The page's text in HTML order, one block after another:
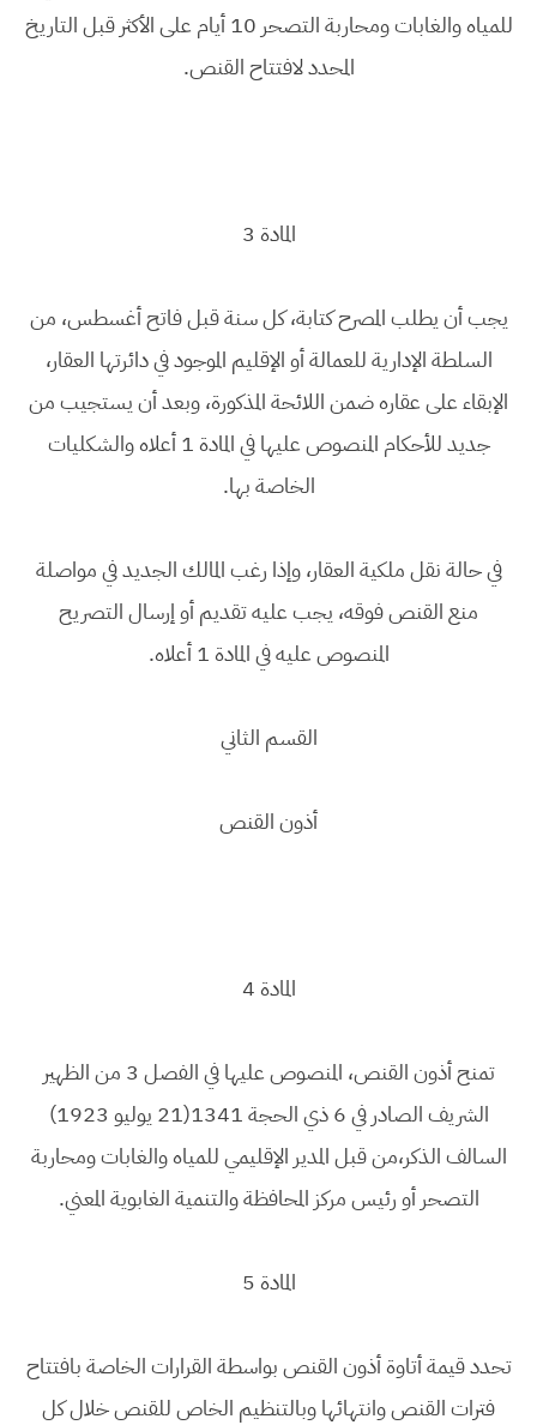
للمياه والغابات ومحاربة التصحر 10 أيام على الأكثر قبل التاريخ
المحدد لافتتاح القنص.
المادة 3
يجب أن يطلب المصرح كتابة، كل سنة قبل فاتح أغسطس، من
السلطة الإدارية للعمالة أو الإقليم الموجود في دائرتها العقار،
الإبقاء على عقاره ضمن اللائحة المذكورة، وبعد أن يستجيب من
جديد للأحكام المنصوص عليها في المادة 1 أعلاه والشكليات
الخاصة بها.
في حالة نقل ملكية العقار، وإذا رغب المالك الجديد في مواصلة
منع القنص فوقه، يجب عليه تقديم أو إرسال التصريح
المنصوص عليه في المادة 1 أعلاه.
القسم الثاني
أذون القنص
المادة 4
تمنح أذون القنص، المنصوص عليها في الفصل 3 من الظهير
الشريف الصادر في 6 ذي الحجة 1341(21 يوليو 1923)
السالف الذكر،من قبل المدير الإقليمي للمياه والغابات ومحاربة
التصحر أو رئيس مركز المحافظة والتنمية الغابوية المعني.
المادة 5
تحدد قيمة أتاوة أذون القنص بواسطة القرارات الخاصة بافتتاح
فترات القنص وانتهائها وبالتنظيم الخاص للقنص خلال كل